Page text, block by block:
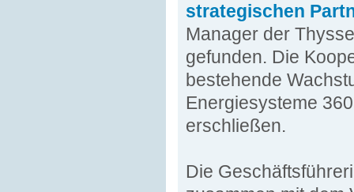
strategischen
Manager der
gefunden. Die
bestehende
Energiesysteme
erschließen.
Die